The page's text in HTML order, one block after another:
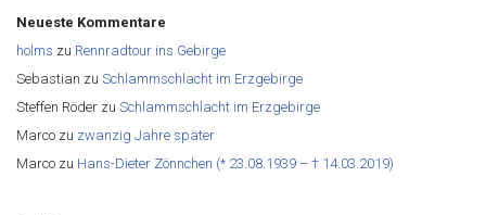
Neueste Kommentare
holms zu Rennradtour ins Gebirge
Sebastian zu Schlammschlacht im Erzgebirge
Steffen Röder zu Schlammschlacht im Erzgebirge
Marco zu zwanzig Jahre später
Marco zu Hans-Dieter Zönnchen (* 23.08.1939 – † 14.03.2019)